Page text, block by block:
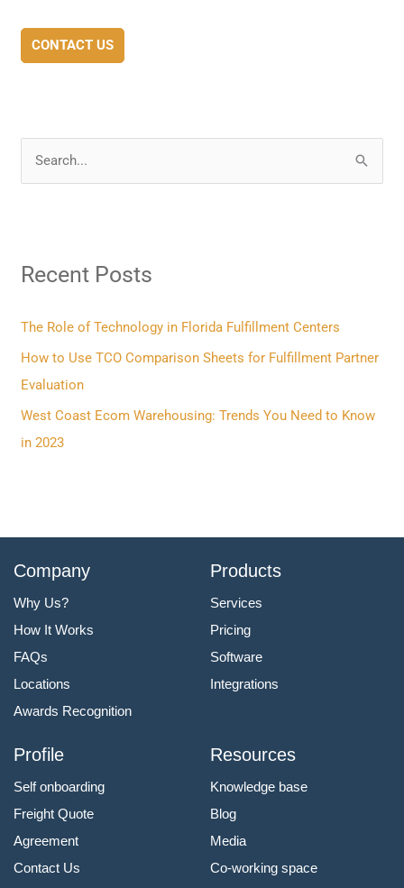
CONTACT US
c
f
o
r
:
Recent Posts
The Role of Technology in Florida Fulfillment Centers
How to Use TCO Comparison Sheets for Fulfillment Partner
Evaluation
West Coast Ecom Warehousing: Trends You Need to Know
in 2023
Company
Why Us?
How It Works
FAQs
Locations
Awards Recognition
Products
Services
Pricing
Software
Integrations
Profile
Self onboarding
Freight Quote
Agreement
Contact Us
Resources
Knowledge base
Blog
Media
Co-working space